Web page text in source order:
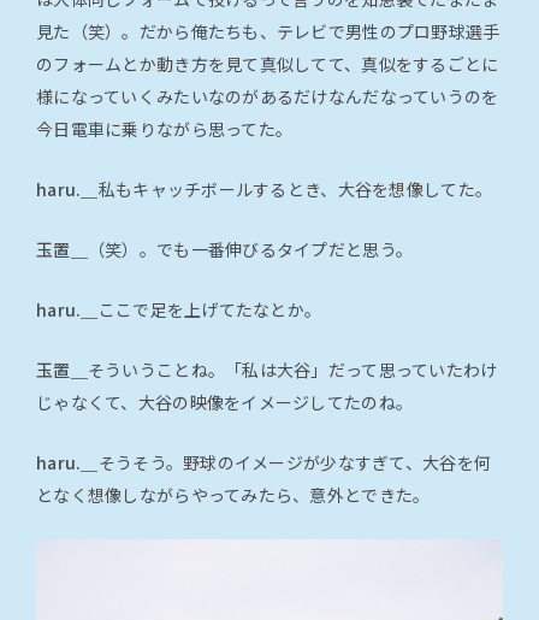
見た（笑）。だから俺たちも、テレビで男性のプロ野球選手
のフォームとか動き方を見て真似してて、真似をするごとに
様になっていくみたいなのがあるだけなんだなっていうのを
今日電車に乗りながら思ってた。
haru.＿ 私もキャッチボールするとき、大谷を想像してた。
玉置＿ （笑）。でも一番伸びるタイプだと思う。
haru.＿ ここで足を上げてたなとか。
玉置＿ そういうことね。「私は大谷」だって思っていたわけ
じゃなくて、大谷の映像をイメージしてたのね。
haru.＿ そうそう。野球のイメージが少なすぎて、大谷を何
となく想像しながらやってみたら、意外とできた。